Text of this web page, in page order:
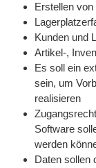
Erstellen
Kunden und
Artikel-,
Es soll ein
sein, um
realisieren
Software
werden
Daten sollen